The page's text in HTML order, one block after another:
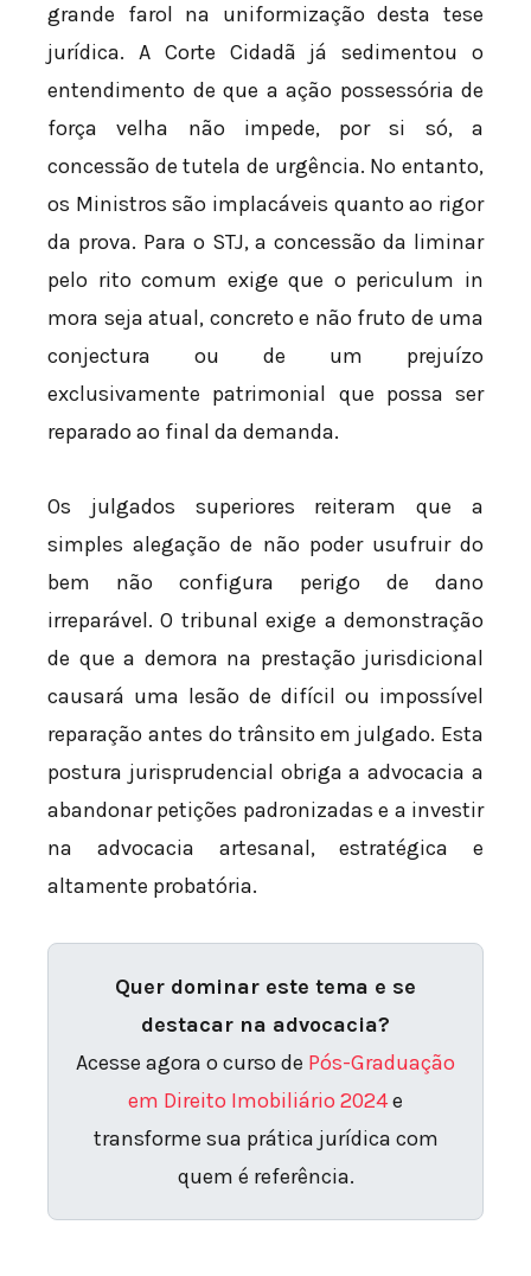
grande farol na uniformização desta tese
jurídica. A Corte Cidadã já sedimentou o
entendimento de que a ação possessória de
força velha não impede, por si só, a
concessão de tutela de urgência. No entanto,
os Ministros são implacáveis quanto ao rigor
da prova. Para o STJ, a concessão da liminar
pelo rito comum exige que o periculum in
mora seja atual, concreto e não fruto de uma
conjectura ou de um prejuízo
exclusivamente patrimonial que possa ser
reparado ao final da demanda.
Os julgados superiores reiteram que a
simples alegação de não poder usufruir do
bem não configura perigo de dano
irreparável. O tribunal exige a demonstração
de que a demora na prestação jurisdicional
causará uma lesão de difícil ou impossível
reparação antes do trânsito em julgado. Esta
postura jurisprudencial obriga a advocacia a
abandonar petições padronizadas e a investir
na advocacia artesanal, estratégica e
altamente probatória.
Quer dominar este tema e se
destacar na advocacia?
Acesse agora o curso de Pós-Graduação
em Direito Imobiliário 2024e
transforme sua prática jurídica com
quem é referência.